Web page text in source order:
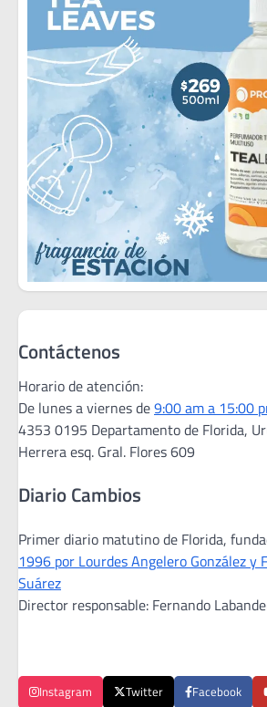
Contáctenos
Horario de atención:
De lunes a viernes de9:00 am a 15:00
4353 0195 Departamento de Florida,
Herrera esq. Gral. Flores 609
Diario Cambios
Primer diario matutino de Florida,
1996 por Lourdes Angelero González y
Suárez
Director responsable: Fernando
Instagram Twitter Facebook